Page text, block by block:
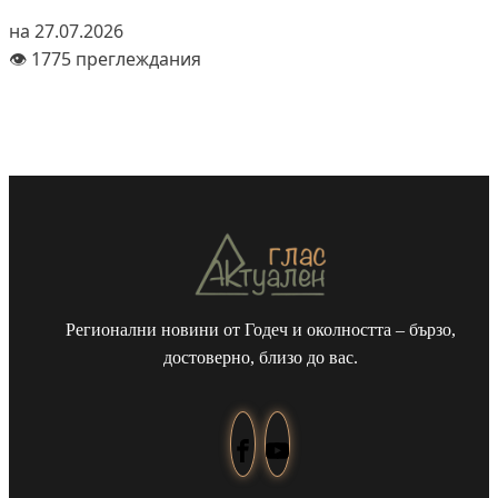
на 27.07.2026
👁️ 1775 преглеждания
Регионални новини от Годеч и околността – бързо,
достоверно, близо до вас.